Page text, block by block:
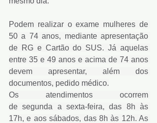
Podem realizar o exame mulheres de
50 a 74 anos, mediante apresentação
de RG e Cartão do SUS. Já aquelas
entre 35 e 49 anos e acima de 74 anos
devem apresentar, além dos
documentos, pedido médico.
Os atendimentos ocorrem
de segunda a sexta-feira, das 8h às
17h, e aos sábados, das 8h às 12h. As